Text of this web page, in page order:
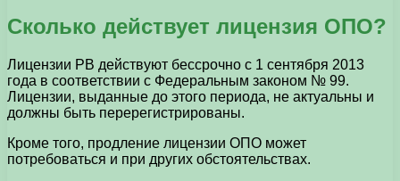
Сколько действует лицензия ОПО?
Лицензии PB действуют бессрочно с 1 сентября 2013
года в соответствии с Федеральным законом № 99.
Лицензии, выданные до этого периода, не актуальны и
должны быть перерегистрированы.
Кроме того, продление лицензии ОПО может
потребоваться и при других обстоятельствах.